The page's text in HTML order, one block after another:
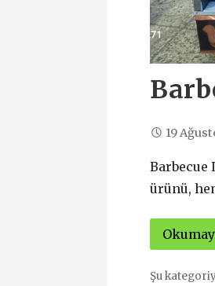
19
Barbecue
ürünü,
Şu